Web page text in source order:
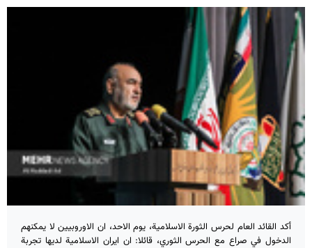
أكد القائد العام لحرس الثورة الاسلامية، يوم الاحد، ان الاوروبيين لا يمكنهم
الدخول في صراع مع الحرس الثوري، قائلا: ان ايران الاسلامية لديها تجربة